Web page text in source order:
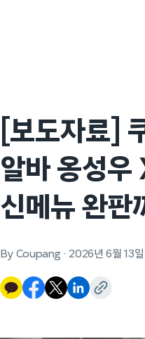
[보도자료]
알바 옹성우
신메뉴 완판
By Coupang · 2026년 6월 13일